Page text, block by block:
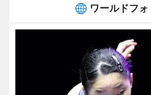
ワールドフ